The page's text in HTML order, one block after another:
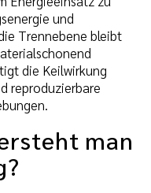
und
Trennebene bleibt
die Keilwirkung
reproduzierbare
man